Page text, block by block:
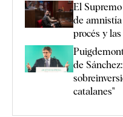
El
de
procés y
de
catalanes"